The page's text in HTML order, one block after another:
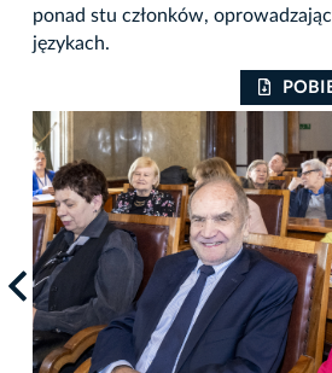
ponad stu członków,
językach.